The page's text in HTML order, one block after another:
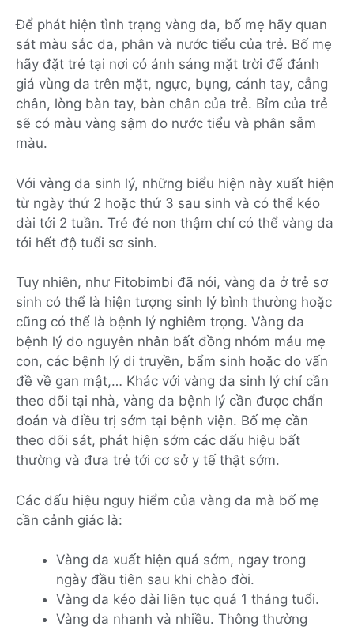
Để phát hiện tình trạng vàng da, bố mẹ hãy quan
sát màu sắc da, phân và nước tiểu của trẻ. Bố mẹ
hãy đặt trẻ tại nơi có ánh sáng mặt trời để đánh
giá vùng da trên mặt, ngực, bụng, cánh tay, cẳng
chân, lòng bàn tay, bàn chân của trẻ. Bỉm của trẻ
sẽ có màu vàng sậm do nước tiểu và phân sẫm
màu.
Với vàng da sinh lý, những biểu hiện này xuất hiện
từ ngày thứ 2 hoặc thứ 3 sau sinh và có thể kéo
dài tới 2 tuần. Trẻ đẻ non thậm chí có thể vàng da
tới hết độ tuổi sơ sinh.
Tuy nhiên, như Fitobimbi đã nói, vàng da ở trẻ sơ
sinh có thể là hiện tượng sinh lý bình thường hoặc
cũng có thể là bệnh lý nghiêm trọng. Vàng da
bệnh lý do nguyên nhân bất đồng nhóm máu mẹ
con, các bệnh lý di truyền, bẩm sinh hoặc do vấn
đề về gan mật,… Khác với vàng da sinh lý chỉ cần
theo dõi tại nhà, vàng da bệnh lý cần được chẩn
đoán và điều trị sớm tại bệnh viện. Bố mẹ cần
theo dõi sát, phát hiện sớm các dấu hiệu bất
thường và đưa trẻ tới cơ sở y tế thật sớm.
Các dấu hiệu nguy hiểm của vàng da mà bố mẹ
cần cảnh giác là:
Vàng da xuất hiện quá sớm, ngay trong
ngày đầu tiên sau khi chào đời.
Vàng da kéo dài liên tục quá 1 tháng tuổi.
Vàng da nhanh và nhiều. Thông thường